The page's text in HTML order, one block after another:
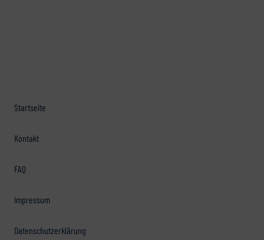
Startseite
Kontakt
FAQ
Impressum
Datenschutzerklärung